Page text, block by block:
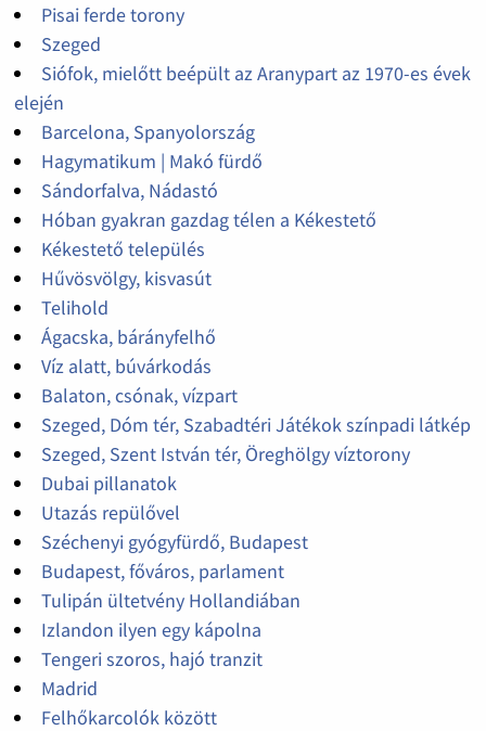
Pisai ferde torony
Szeged
Siófok, mielőtt beépült az Aranypart az 1970-es évek
elején
Barcelona, Spanyolország
Hagymatikum | Makó fürdő
Sándorfalva, Nádastó
Hóban gyakran gazdag télen a Kékestető
Kékestető település
Hűvösvölgy, kisvasút
Telihold
Ágacska, bárányfelhő
Víz alatt, búvárkodás
Balaton, csónak, vízpart
Szeged, Dóm tér, Szabadtéri Játékok színpadi látkép
Szeged, Szent István tér, Öreghölgy víztorony
Dubai pillanatok
Utazás repülővel
Széchenyi gyógyfürdő, Budapest
Budapest, főváros, parlament
Tulipán ültetvény Hollandiában
Izlandon ilyen egy kápolna
Tengeri szoros, hajó tranzit
Madrid
Felhőkarcolók között